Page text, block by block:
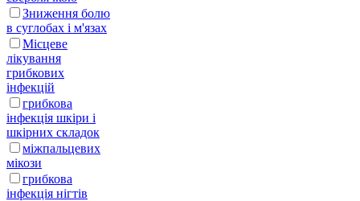
Зниження болю
в суглобах і м'язах
Місцеве
лікування
грибкових
інфекцій
грибкова
інфекція шкіри і
шкірних складок
міжпальцевих
мікози
грибкова
інфекція нігтів